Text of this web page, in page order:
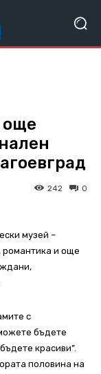
още
0
242
музей –
романтика и още
с
бъдете
красиви”.
половина на